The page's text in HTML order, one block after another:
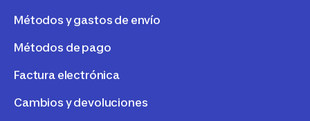
Métodos y gastos de envío
Métodos de pago
Factura electrónica
Cambios y devoluciones